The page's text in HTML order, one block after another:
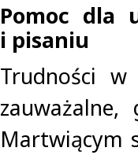
Pomoc dla
i pisaniu
Trudności
Martwiącym